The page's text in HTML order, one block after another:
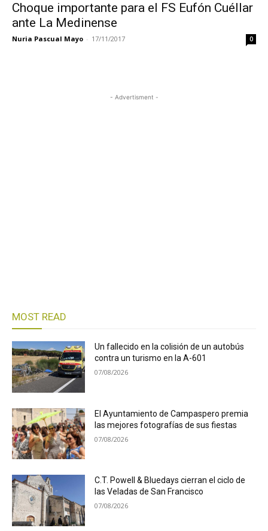
Choque importante para el FS Eufón Cuéllar
ante La Medinense
Nuria Pascual Mayo - 17/11/2017 0
- Advertisment -
MOST READ
Un fallecido en la colisión de un autobús
contra un turismo en la A-601
07/08/2026
El Ayuntamiento de Campaspero premia
las mejores fotografías de sus fiestas
07/08/2026
C.T. Powell & Bluedays cierran el ciclo de
las Veladas de San Francisco
07/08/2026